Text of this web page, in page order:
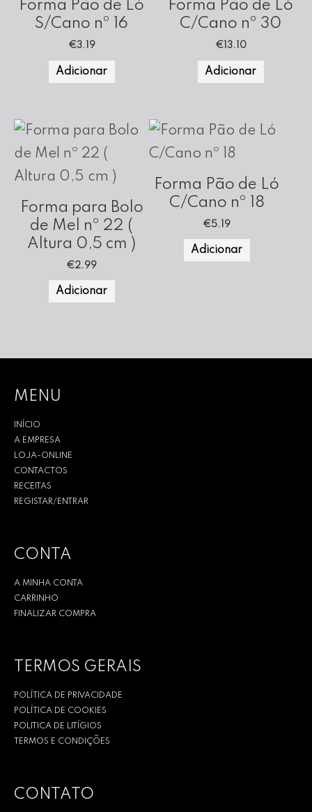
Forma Pão de Ló
S/Cano nº 16
€3.19
Adicionar
Forma Pão de Ló
C/Cano nº 30
€13.10
Adicionar
Forma para Bolo
de Mel nº 22 (
Altura 0,5 cm )
€2.99
Adicionar
Forma Pão de Ló
C/Cano nº 18
€5.19
Adicionar
MENU
INÍCIO
A EMPRESA
LOJA-ONLINE
CONTACTOS
RECEITAS
REGISTAR/ENTRAR
CONTA
A MINHA CONTA
CARRINHO
FINALIZAR COMPRA
TERMOS GERAIS
POLÍTICA DE PRIVACIDADE
POLÍTICA DE COOKIES
POLITICA DE LITÍGIOS
TERMOS E CONDIÇÕES
CONTATO